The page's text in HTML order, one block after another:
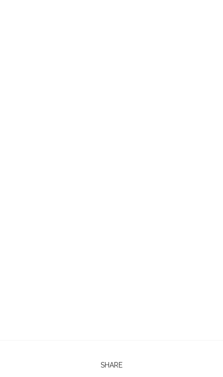
SHARE